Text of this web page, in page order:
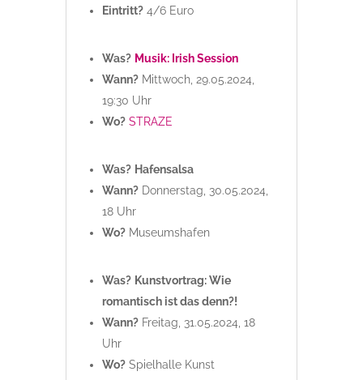
Eintritt?4/6 Euro
Was? Musik: Irish Session
Wann?Mittwoch, 29.05.2024,
19:30 Uhr
Wo? STRAZE
Was? Hafensalsa
Wann?Donnerstag, 30.05.2024,
18 Uhr
Wo?Museumshafen
Was? Kunstvortrag: Wie
romantisch ist das denn?!
Wann?Freitag, 31.05.2024, 18
Uhr
Wo?Spielhalle Kunst